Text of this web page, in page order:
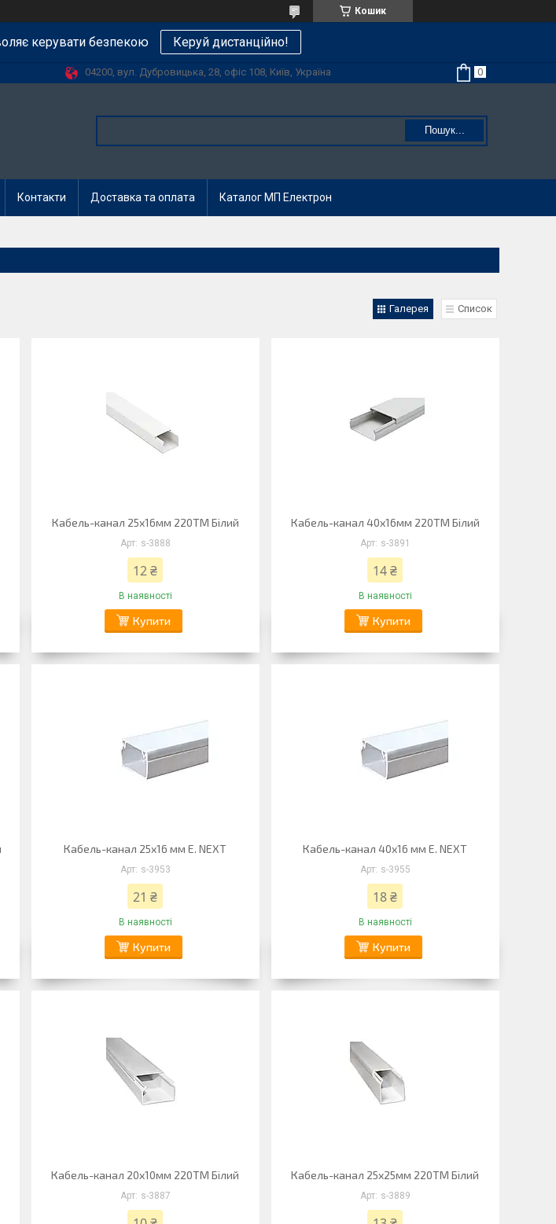
Кошик
керувати безпекою Керуй дистанційно!
04200, вул. Дубровицька, 28, офіс 108, Київ, Україна
Пошук...
Контакти Доставка та оплата Каталог МП Електрон
Галерея Список
Кабель-канал 25х16мм 220ТМ Білий
s-3888
12 ₴
В наявності
Купити
Кабель-канал 40х16мм 220ТМ Білий
s-3891
14 ₴
В наявності
Купити
Кабель-канал 25х16 мм E. NEXT
s-3953
21 ₴
В наявності
Купити
Кабель-канал 40х16 мм E. NEXT
s-3955
18 ₴
В наявності
Купити
Кабель-канал 20х10мм 220ТМ Білий
s-3887
Кабель-канал 25х25мм 220ТМ Білий
s-3889